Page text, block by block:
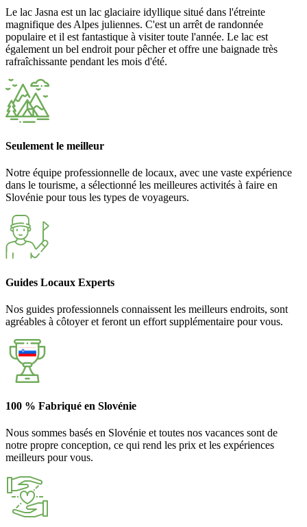
Le lac Jasna est un lac glaciaire idyllique situé dans l'étreinte
magnifique des Alpes juliennes. C'est un arrêt de randonnée
populaire et il est fantastique à visiter toute l'année. Le lac est
également un bel endroit pour pêcher et offre une baignade très
rafraîchissante pendant les mois d'été.
Seulement le meilleur
Notre équipe professionnelle de locaux, avec une vaste expérience
dans le tourisme, a sélectionné les meilleures activités à faire en
Slovénie pour tous les types de voyageurs.
Guides Locaux Experts
Nos guides professionnels connaissent les meilleurs endroits, sont
agréables à côtoyer et feront un effort supplémentaire pour vous.
100 % Fabriqué en Slovénie
Nous sommes basés en Slovénie et toutes nos vacances sont de
notre propre conception, ce qui rend les prix et les expériences
meilleurs pour vous.